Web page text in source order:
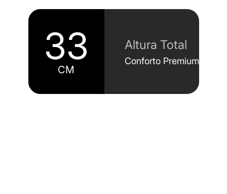
33
CM
Altura Total
Conforto Premium